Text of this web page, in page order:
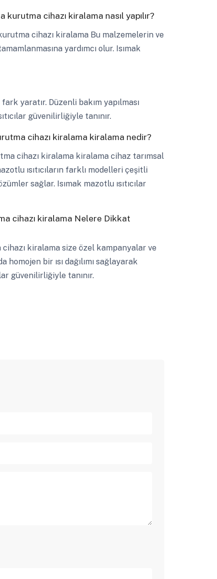
cihazı kiralama nasıl yapılır?
cihazı kiralama Bu malzemelerin ve
yardımcı olur. Isımak
yaratır. Düzenli bakım yapılması
güvenilirliğiyle tanınır.
cihazı kiralama kiralama nedir?
cihazı kiralama kiralama cihaz tarımsal
ısıtıcıların farklı modelleri çeşitli
sağlar. Isımak mazotlu ısıtıcılar
cihazı kiralama Nelere Dikkat
kiralama size özel kampanyalar ve
homojen bir ısı dağılımı sağlayarak
güvenilirliğiyle tanınır.